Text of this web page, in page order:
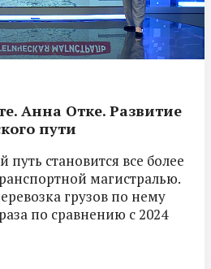
Анна Отке. Развитие
пути
становится все более
магистралью.
грузов по нему
по сравнению с 2024